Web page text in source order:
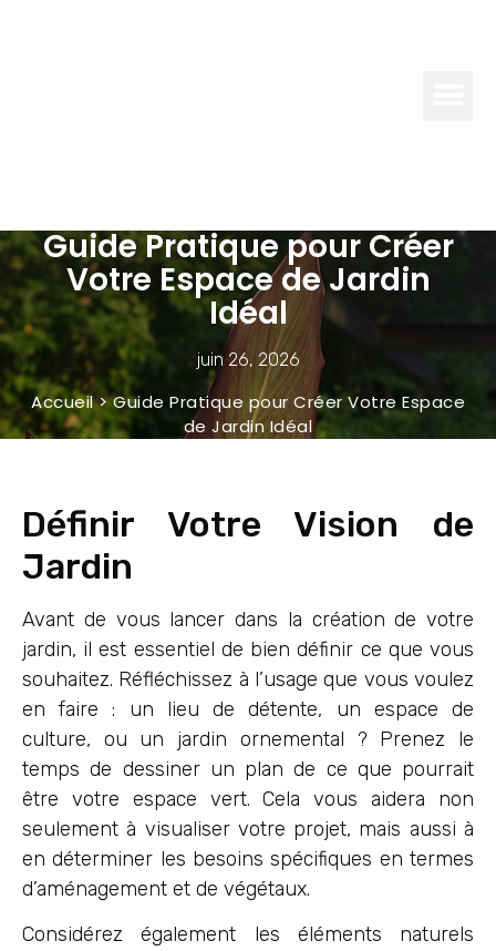
Guide Pratique pour Créer
Votre Espace de Jardin
Idéal
juin 26, 2026
Accueil>Guide Pratique pour Créer Votre Espace
de Jardin Idéal
Définir Votre Vision de
Jardin
Avant de vous lancer dans la création de votre
jardin, il est essentiel de bien définir ce que vous
souhaitez. Réfléchissez à l’usage que vous voulez
en faire : un lieu de détente, un espace de
culture, ou un jardin ornemental ? Prenez le
temps de dessiner un plan de ce que pourrait
être votre espace vert. Cela vous aidera non
seulement à visualiser votre projet, mais aussi à
en déterminer les besoins spécifiques en termes
d’aménagement et de végétaux.
Considérez également les éléments naturels